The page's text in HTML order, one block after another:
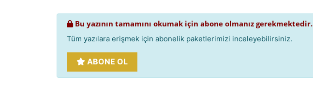
Bu yazının tamamını okumak için abone olmanız gerekmektedir.
Tüm yazılara erişmek için abonelik paketlerimizi inceleyebilirsiniz.
ABONE OL